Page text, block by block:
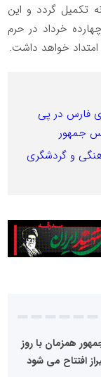
تکمیل گردد و این
خرداد در حرم
خواهد داشت.
فارس در پی
جمهور
و گردشگری
همزمان با روز
افتتاح می شود